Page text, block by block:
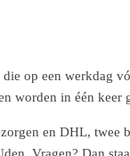
op een werkdag
worden in één
en DHL, twee
Vragen? Dan